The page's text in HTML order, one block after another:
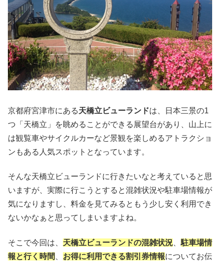
京都府宮津市にある天橋立ビューランドは、日本三景の1
つ「天橋立」を眺めることができる展望台があり、山上に
は観覧車やサイクルカーなど景観を楽しめるアトラクショ
ンもある人気スポットとなっています。
そんな天橋立ビューランドに行きたいなと考えていると思
いますが、実際に行こうとすると混雑状況や駐車場情報が
気になりますし、料金を見てみるともう少し安く利用でき
ないかなぁと思ってしまいますよね。
そこで今回は、 天橋立ビューランドの混雑状況
駐車場情
報と行く時間
お得に利用できる割引券情報についてお伝